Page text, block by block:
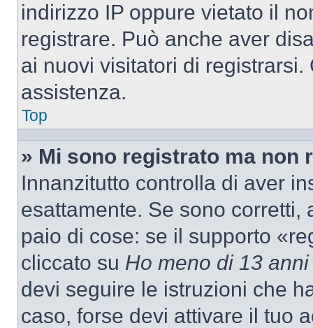
indirizzo IP oppure vietato il
registrare. Può anche aver
ai nuovi visitatori di
assistenza.
Top
» Mi sono registrato ma non
Innanzitutto controlla di aver
esattamente. Se sono
paio di cose: se il supporto
cliccato su Ho meno di 13 anni
devi seguire le istruzioni che
caso, forse devi attivare il tuo